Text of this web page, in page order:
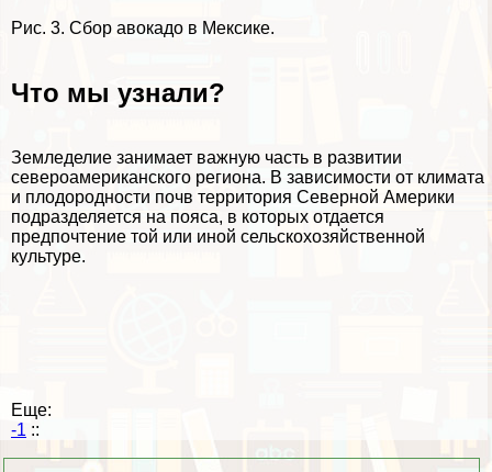
Рис. 3. Сбор авокадо в Мексике.
Что мы узнали?
Земледелие занимает важную часть в развитии
североамериканского региона. В зависимости от климата
и плодородности почв территория Северной Америки
подразделяется на пояса, в которых отдается
предпочтение той или иной сельскохозяйственной
культуре.
Еще:
-1 ::